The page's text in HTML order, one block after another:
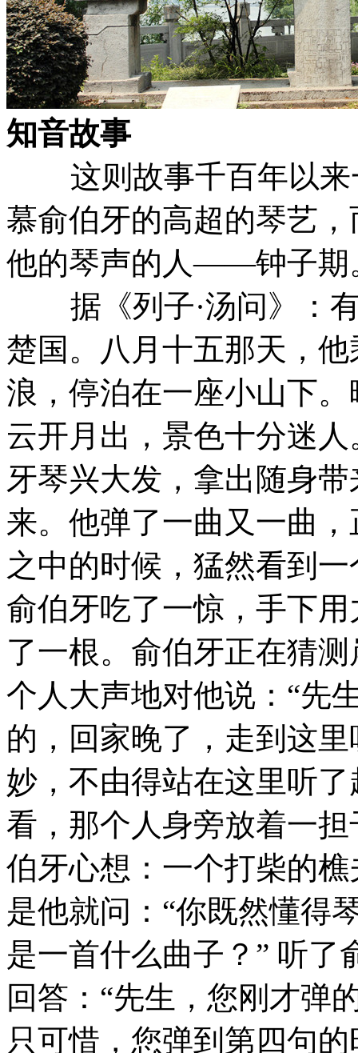
知音故事
这则故事千百年以来
慕俞伯牙的高超的琴艺
他的琴声的人——钟子期
据《列子·汤问》：有
楚国。八月十五那天，
浪，停泊在一座小山下
云开月出，景色十分迷
牙琴兴大发，拿出随身
来。他弹了一曲又一曲
之中的时候，猛然看到
俞伯牙吃了一惊，手下
了一根。俞伯牙正在猜
个人大声地对他说：“先
的，回家晚了，走到这
妙，不由得站在这里听
看，那个人身旁放着一
伯牙心想：一个打柴的
是他就问：“你既然懂得
是一首什么曲子？” 听了
回答：“先生，您刚才弹
只可惜，您弹到第四句